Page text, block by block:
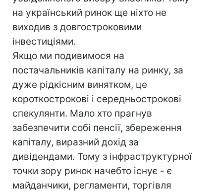
на український ринок ще ніхто не
виходив з довгостроковими
інвестиціями.
Якщо ми подивимося на
постачальників капіталу на ринку, за
дуже рідкісним винятком, це
короткострокові і середньострокові
спекулянти. Мало хто прагнув
забезпечити собі пенсії, збереження
капіталу, виразний дохід за
дивідендами. Тому з інфраструктурної
точки зору ринок начебто існує - є
майданчики, регламенти, торгівля